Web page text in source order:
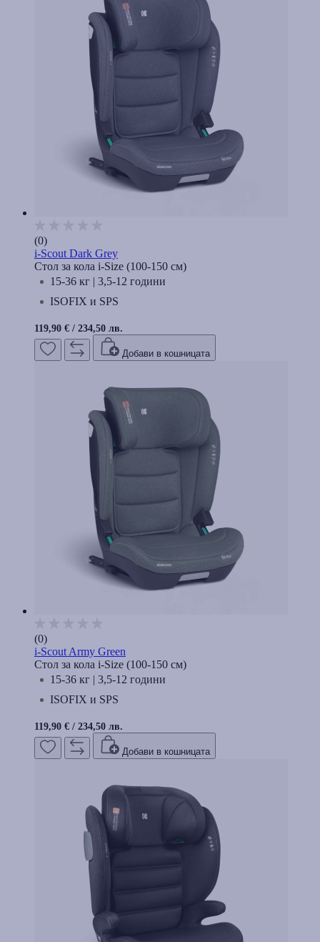
(0)
i-Scout Dark Grey
Стол за кола i-Size (100-150 см)
15-36 кг | 3,5-12 години
ISOFIX и SPS
119,90 € / 234,50 лв.
Добави в кошницата
(0)
i-Scout Army Green
Стол за кола i-Size (100-150 см)
15-36 кг | 3,5-12 години
ISOFIX и SPS
119,90 € / 234,50 лв.
Добави в кошницата